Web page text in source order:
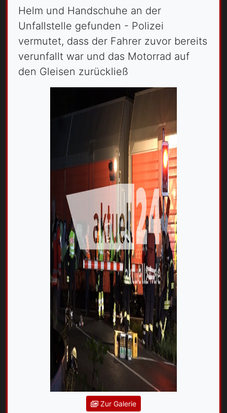
Helm und Handschuhe an der
Unfallstelle gefunden - Polizei
vermutet, dass der Fahrer zuvor bereits
verunfallt war und das Motorrad auf
den Gleisen zurückließ
Zur Galerie